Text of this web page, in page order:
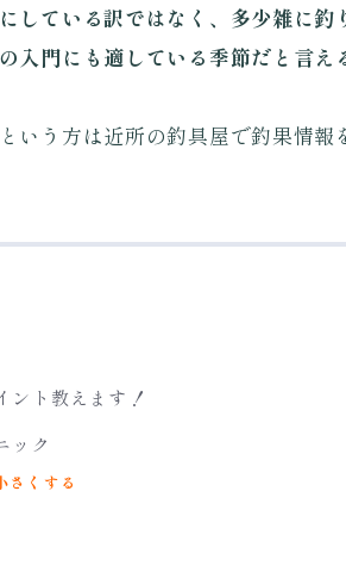
している訳ではなく、多少雑に釣
入門にも適している季節だと言え
いう方は近所の釣具屋で釣果情報
ント教えます！
ック
さくする